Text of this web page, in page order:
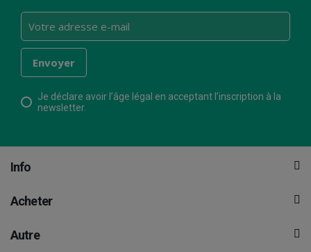
Je déclare avoir l’âge légal en acceptant l’inscription à la
newsletter.
Info
Acheter
Autre